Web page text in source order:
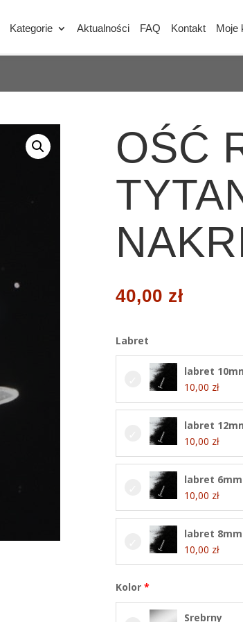
Kategorie Aktualności FAQ Kontakt Moje
OŚĆ
40,00 zł
Labret
labret
10,00 zł
labret
10,00 zł
labret 6mm
10,00 zł
labret 8mm
10,00 zł
Kolor
Srebrny